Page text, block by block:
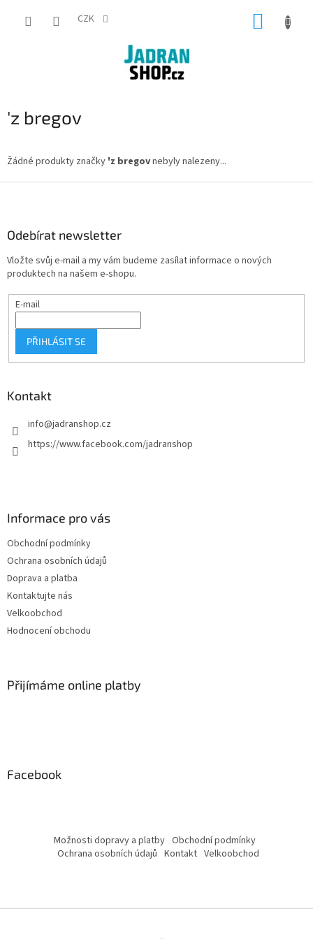
CZK
'z bregov
Žádné produkty značky 'z bregovnebyly nalezeny...
Odebírat newsletter
Vložte svůj e-mail a my vám budeme zasílat informace o nových
produktech na našem e-shopu.
E-mail
PŘIHLÁSIT SE
Kontakt
info@jadranshop.cz
https://www.facebook.com/jadranshop
Informace pro vás
Obchodní podmínky
Ochrana osobních údajů
Doprava a platba
Kontaktujte nás
Velkoobchod
Hodnocení obchodu
Přijímáme online platby
Facebook
Možnosti dopravy a platby Obchodní podmínky
Ochrana osobních údajů Kontakt Velkoobchod